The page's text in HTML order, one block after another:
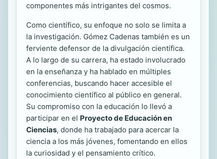
componentes más intrigantes del cosmos.
Como científico, su enfoque no solo se limita a
la investigación. Gómez Cadenas también es un
ferviente defensor de la divulgación científica.
A lo largo de su carrera, ha estado involucrado
en la enseñanza y ha hablado en múltiples
conferencias, buscando hacer accesible el
conocimiento científico al público en general.
Su compromiso con la educación lo llevó a
participar en el Proyecto de Educación en
Ciencias, donde ha trabajado para acercar la
ciencia a los más jóvenes, fomentando en ellos
la curiosidad y el pensamiento crítico.